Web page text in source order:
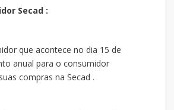
Secad :
que acontece no dia 15 de
anual para o consumidor
compras na Secad .